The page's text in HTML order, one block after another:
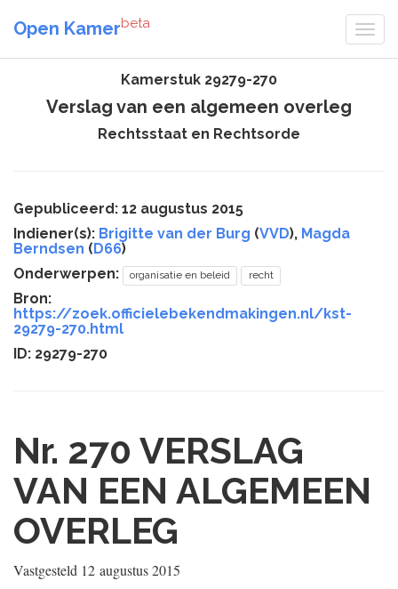
Open Kamerbeta
Kamerstuk 29279-270
Verslag van een algemeen overleg
Rechtsstaat en Rechtsorde
Gepubliceerd: 12 augustus 2015
Indiener(s): Brigitte van der Burg (VVD), Magda
Berndsen (D66)
Onderwerpen:
organisatie en beleid recht
Bron:
https://zoek.officielebekendmakingen.nl/kst-
29279-270.html
ID: 29279-270
Nr. 270 VERSLAG
VAN EEN ALGEMEEN
OVERLEG
Vastgesteld 12 augustus 2015